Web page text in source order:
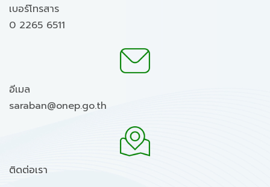
เบอร์โทรสาร
0 2265 6511
อีเมล
saraban@onep.go.th
ติดต่อเรา